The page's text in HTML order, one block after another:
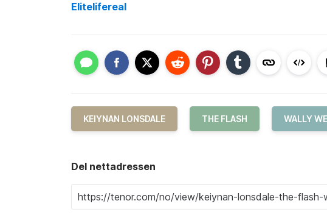
Elitelifereal
KEIYNAN LONSDALE THE FLASH WALLY
Del nettadressen